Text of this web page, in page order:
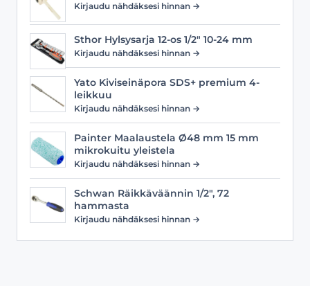
Kirjaudu nähdäksesi hinnan →
Sthor Hylsysarja 12-os 1/2" 10-24 mm
Kirjaudu nähdäksesi hinnan →
Yato Kiviseinäpora SDS+ premium 4-
leikkuu
Kirjaudu nähdäksesi hinnan →
Painter Maalaustela Ø48 mm 15 mm
mikrokuitu yleistela
Kirjaudu nähdäksesi hinnan →
Schwan Räikkäväännin 1/2", 72
hammasta
Kirjaudu nähdäksesi hinnan →